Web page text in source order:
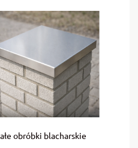
obróbki blacharskie